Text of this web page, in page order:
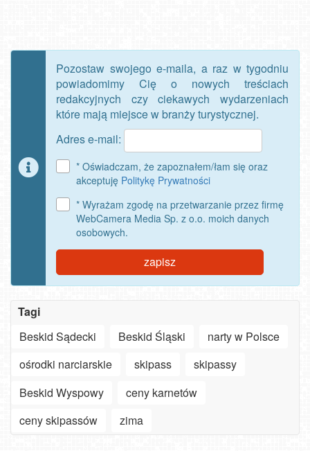
Pozostaw swojego e-maila, a raz w tygodniu
powiadomimy Cię o nowych treściach
redakcyjnych czy ciekawych wydarzeniach
które mają miejsce w branży turystycznej.
Adres e-mail:
* Oświadczam, że zapoznałem/łam się oraz
akceptuję Politykę Prywatności
* Wyrażam zgodę na przetwarzanie przez firmę
WebCamera Media Sp. z o.o. moich danych
osobowych.
zapisz
Tagi
Beskid Sądecki
Beskid Śląski
narty w Polsce
ośrodki narciarskie
skipass
skipassy
Beskid Wyspowy
ceny karnetów
ceny skipassów
zima
Szanowny
APLIKACJI
-Jak